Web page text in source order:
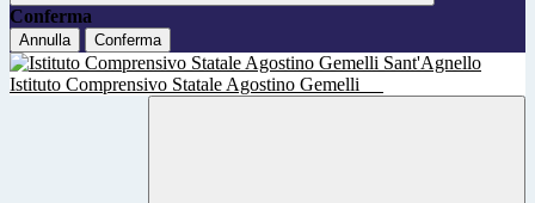
Conferma
Annulla Conferma
Istituto Comprensivo Statale Agostino Gemelli